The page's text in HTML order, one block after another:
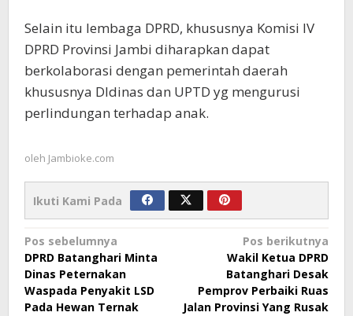
Selain itu lembaga DPRD, khususnya Komisi IV
DPRD Provinsi Jambi diharapkan dapat
berkolaborasi dengan pemerintah daerah
khususnya Dldinas dan UPTD yg mengurusi
perlindungan terhadap anak.
oleh Jambioke.com
Ikuti Kami Pada
Navigasi
pos
Pos sebelumnya
DPRD Batanghari Minta
Dinas Peternakan
Waspada Penyakit LSD
Pada Hewan Ternak
Pos berikutnya
Wakil Ketua DPRD
Batanghari Desak
Pemprov Perbaiki Ruas
Jalan Provinsi Yang Rusak